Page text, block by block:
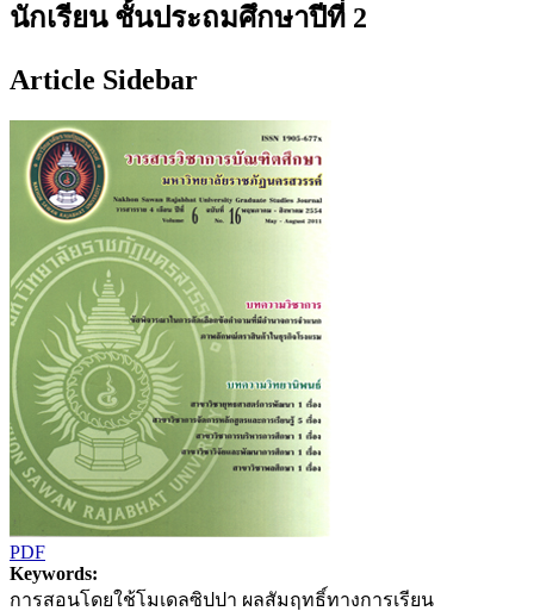
นักเรียน ชั้นประถมศึกษาปีที่ 2
Article Sidebar
PDF
Keywords:
การสอนโดยใช้โมเดลซิปปา ผลสัมฤทธิ์ทางการเรียน